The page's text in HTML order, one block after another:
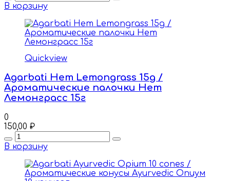
В корзину
Quickview
Agarbati Hem Lemongrass 15g /
Ароматические палочки Hem
Лемонграсс 15г
0
150,00 ₽
Quantity
В корзину